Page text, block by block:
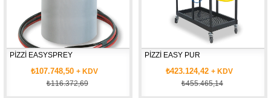
PİZZİ EASYSPREY
₺107.748,50 + KDV
₺116.372,69
PİZZİ EASY PUR
₺423.124,42 + KDV
₺455.465,14